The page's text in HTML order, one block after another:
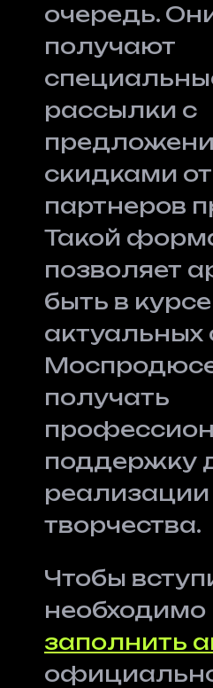
очередь.
получают
рассылки с
скидками от
партнеров
Такой
позволяет
быть в курсе
актуальных
получать
поддержку
реализации
творчества.
Чтобы
необходимо
заполнить